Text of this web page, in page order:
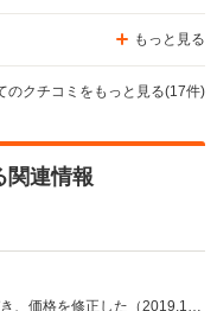
もっと見る
のクチコミをもっと見る(17件)
関連情報
2019年10月1日以降の消費税率（10％）に基づき、価格を修正した（2019.10）